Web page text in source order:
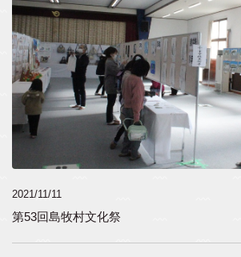
2021/11/11
第53回島牧村文化祭